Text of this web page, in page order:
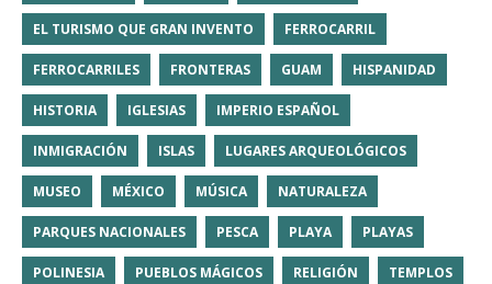
EL TURISMO QUE GRAN INVENTO FERROCARRIL
FERROCARRILES FRONTERAS GUAM HISPANIDAD
HISTORIA IGLESIAS IMPERIO ESPAÑOL
INMIGRACIÓN ISLAS LUGARES ARQUEOLÓGICOS
MUSEO MÉXICO MÚSICA NATURALEZA
PARQUES NACIONALES PESCA PLAYA PLAYAS
POLINESIA PUEBLOS MÁGICOS RELIGIÓN TEMPLOS